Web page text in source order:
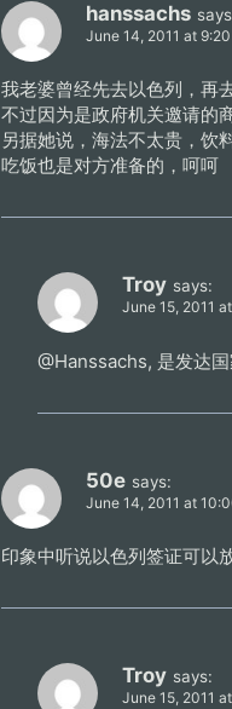
hanssachs
June 14, 2011 at
我老婆曾经先去以色列，再
不过因为是政府机关邀请的
另据她说，海法不太贵，饮
吃饭也是对方准备的，呵呵
Troy says:
June 15, 2011
@Hanssachs, 是发达
50e says:
June 14, 2011 at
印象中听说以色列签证可以
Troy says:
June 15, 2011